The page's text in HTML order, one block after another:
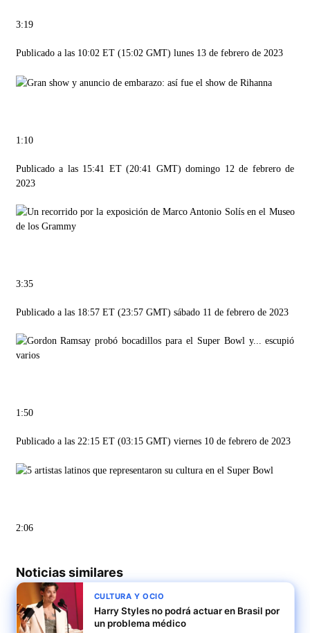
3:19
Publicado a las 10:02 ET (15:02 GMT) lunes 13 de febrero de 2023
1:10
Publicado a las 15:41 ET (20:41 GMT) domingo 12 de febrero de
2023
3:35
Publicado a las 18:57 ET (23:57 GMT) sábado 11 de febrero de 2023
1:50
Publicado a las 22:15 ET (03:15 GMT) viernes 10 de febrero de 2023
2:06
Noticias similares
CULTURA Y OCIO
Harry Styles no podrá actuar en Brasil por
un problema médico